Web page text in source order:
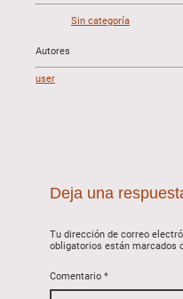
Sin categoría
Autores
user
Deja una
Tu dirección de correo
obligatorios están marcados
Comentario *